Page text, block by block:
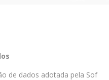
de dados adotada pela Sof